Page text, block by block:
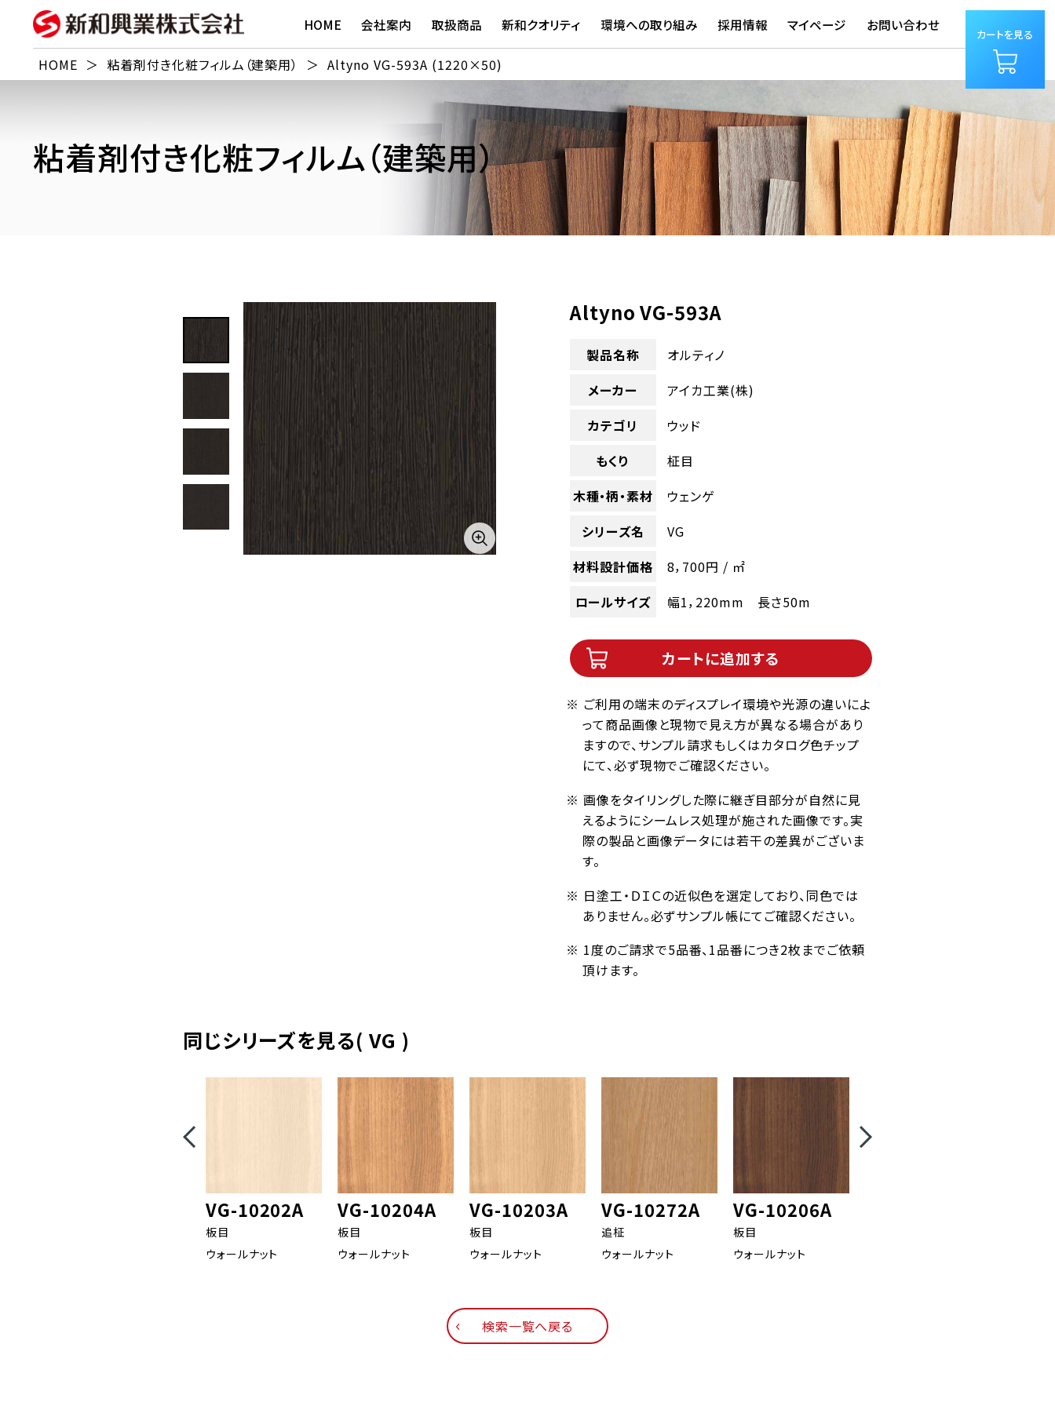
HOME 会社案内 取扱商品 新和クオリティ 環境への取り組み 採用情報 マイページ お問い合わせ
カートを見る
HOME ＞ 粘着剤付き化粧フィルム（建築用） ＞ Altyno VG-593A (1220×50)
粘着剤付き化粧フィルム（建築用）
Altyno VG-593A
製品名称
オルティノ
メーカー
アイカ工業(株)
カテゴリ
ウッド
もくり
柾目
木種・柄・素材
ウェンゲ
シリーズ名
VG
材料設計価格
8，700円 / ㎡
ロールサイズ
幅1，220mm 長さ50m
カートに追加する
※ ご利用の端末のディスプレイ環境や光源の違いによ
って商品画像と現物で見え方が異なる場合があり
ますので、サンプル請求もしくはカタログ色チップ
にて、必ず現物でご確認ください。
※ 画像をタイリングした際に継ぎ目部分が自然に見
えるようにシームレス処理が施された画像です。実
際の製品と画像データには若干の差異がございま
す。
※ 日塗工・ＤＩＣの近似色を選定しており、同色では
ありません。必ずサンプル帳にてご確認ください。
※ 1度のご請求で5品番、1品番につき2枚までご依頼
頂けます。
同じシリーズを見る( VG )
VG-10202A
板目
ウォールナット
VG-10204A
板目
ウォールナット
VG-10203A
板目
ウォールナット
VG-10272A
追柾
ウォールナット
VG-10206A
板目
ウォールナット
検索一覧へ戻る